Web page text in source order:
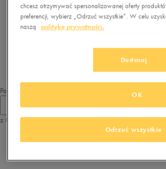
Brak produktów do
Zmień kryteria
Pokaż
z 0
z1
chcesz otrzymywać spersonalizowanej oferty
preferencji, wybierz „Odrzuć wszystkie”. W celu
naszą
politykę prywatności.
Dostosuj
Odrzuć wszystkie
OK